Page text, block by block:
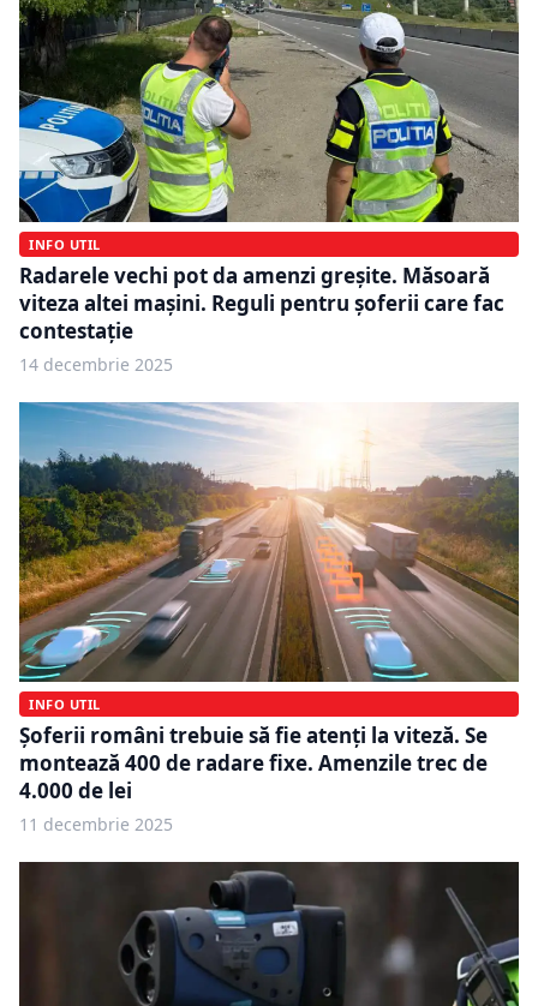
INFO UTIL
Radarele vechi pot da amenzi greșite. Măsoară
viteza altei mașini. Reguli pentru șoferii care fac
contestație
14 decembrie 2025
INFO UTIL
Șoferii români trebuie să fie atenți la viteză. Se
montează 400 de radare fixe. Amenzile trec de
4.000 de lei
11 decembrie 2025